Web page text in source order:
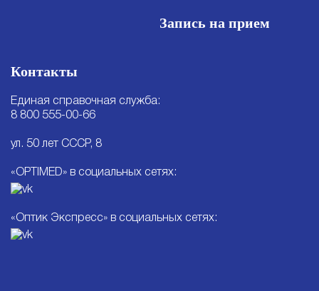
Запись на прием
Контакты
Единая справочная служба:
8 800 555-00-66
ул. 50 лет СССР, 8
«OPTIMED» в социальных сетях:
«Оптик Экспресс» в социальных сетях: